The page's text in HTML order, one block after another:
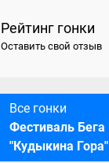
Рейтинг гонки
Оставить свой отзыв
Все гонки
Фестиваль Бега
"Кудыкина Гора"